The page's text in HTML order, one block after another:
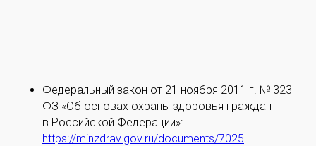
Федеральный закон от 21 ноября 2011 г. № 323-
ФЗ «Об основах охраны здоровья граждан
в Российской Федерации»:
https://minzdrav.gov.ru/documents/7025